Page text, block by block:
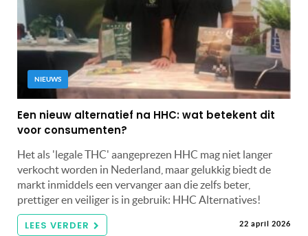
NIEUWS
Een nieuw alternatief na HHC: wat betekent dit
voor consumenten?
Het als 'legale THC' aangeprezen HHC mag niet langer
verkocht worden in Nederland, maar gelukkig biedt de
markt inmiddels een vervanger aan die zelfs beter,
prettiger en veiliger is in gebruik: HHC Alternatives!
LEES VERDER 22 april 2026